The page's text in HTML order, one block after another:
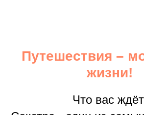
Путешествия –
жизни!
Что вас